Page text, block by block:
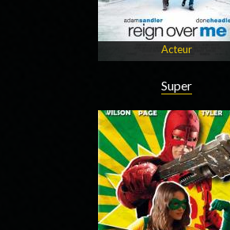
Acteur
Super